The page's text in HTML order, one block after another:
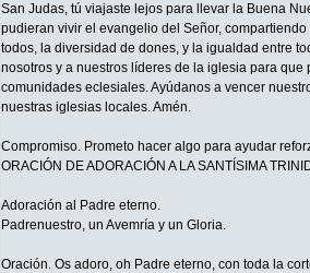
San Judas, tú viajaste lejos para llevar la Buena
pudieran vivir el evangelio del Señor,
todos, la diversidad de dones, y la igualdad entre
nosotros y a nuestros líderes de la iglesia para
comunidades eclesiales. Ayúdanos a vencer
nuestras iglesias locales. Amén.
Compromiso. Prometo hacer algo para ayudar
ORACIÓN DE ADORACIÓN A LA SANTÍSIMA
Adoración al Padre eterno.
Padrenuestro, un Avemría y un Gloria.
Oración. Os adoro, oh Padre eterno, con toda la